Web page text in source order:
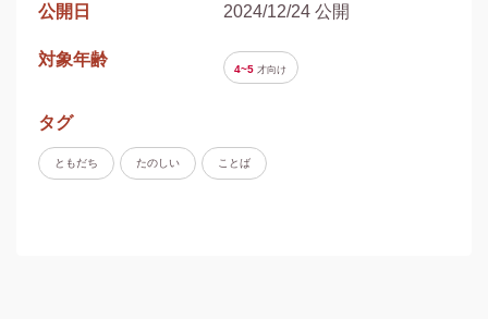
公開日 2024/12/24 公開
対象年齢
4~5 才向け
タグ
ともだち たのしい ことば